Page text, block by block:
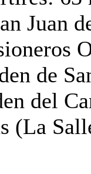
Juan
de
del
(La